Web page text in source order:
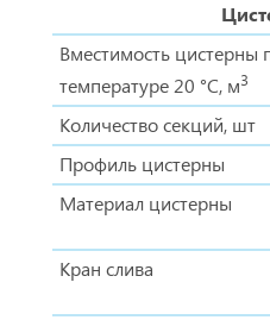
Вместимость цистерны
температуре 20 °С, м3
Количество секций, шт
Профиль цистерны
Материал цистерны
Кран слива